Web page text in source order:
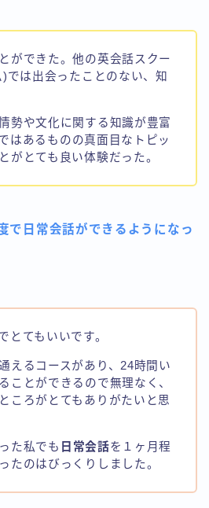
ができた。他の英会話スクー
では出会ったことのない、知
勢や文化に関する知識が豊富
はあるものの真面目なトピッ
がとても良い体験だった。
で日常会話ができるようになっ
とてもいいです。
えるコースがあり、24時間い
ことができるので無理なく、
ころがとてもありがたいと思
た私でも 日常会話を１ヶ月程
たのはびっくりしました。